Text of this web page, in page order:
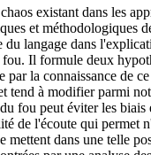
existant dans les
et méthodologiques
langage dans
Il formule deux
par la connaissance de
tend à modifier parmi
fou peut éviter les biais
de l'écoute qui permet
mettent dans une telle